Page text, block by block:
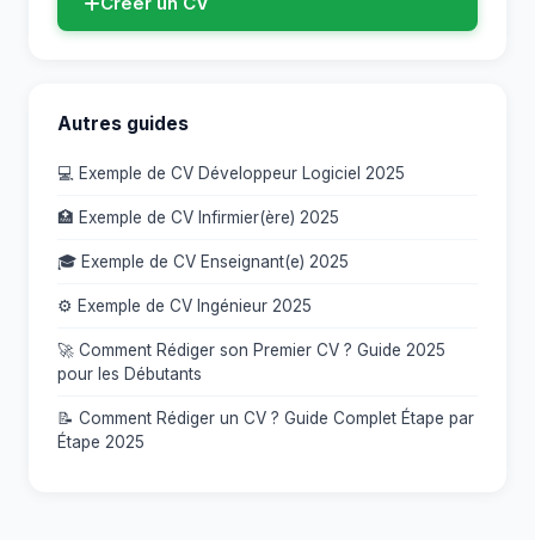
Autres guides
💻 Exemple de CV Développeur Logiciel 2025
🏥 Exemple de CV Infirmier(ère) 2025
🎓 Exemple de CV Enseignant(e) 2025
⚙️ Exemple de CV Ingénieur 2025
🚀 Comment Rédiger son Premier CV ? Guide 2025
pour les Débutants
📝 Comment Rédiger un CV ? Guide Complet Étape par
Étape 2025